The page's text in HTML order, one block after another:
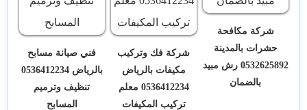
شركة مكافحة
حشرات بالمدينة
0532625892 رش مبيد
بالضمان
شركة فك وتركيب
مكيفات بالرياض
0536412234 معلم
تركيب المكيفات
فني صيانة مسابح
بالرياض 0536412234
تنظيف وترميم
المسابح